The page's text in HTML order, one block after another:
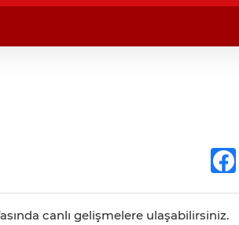
canlı gelişmelere ulaşabilirsiniz.